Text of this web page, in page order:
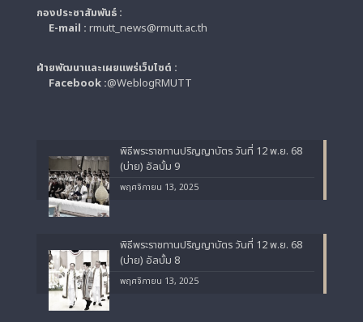
กองประชาสัมพันธ์ :
E-mail : rmutt_news@rmutt.ac.th
ฝ่ายพัฒนาและเผยแพร่เว็บไซต์ :
Facebook :@WeblogRMUTT
พิธีพระราชทานปริญญาบัตร วันที่ 12 พ.ย. 68
(บ่าย) อัลบั้ม 9
พฤศจิกายน 13, 2025
พิธีพระราชทานปริญญาบัตร วันที่ 12 พ.ย. 68
(บ่าย) อัลบั้ม 8
พฤศจิกายน 13, 2025